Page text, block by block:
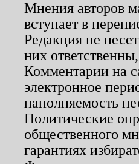
Мнения авторов
вступает в
Редакция не
них
Комментарии на
электронное
наполняемость
Политические
общественного
гарантиях